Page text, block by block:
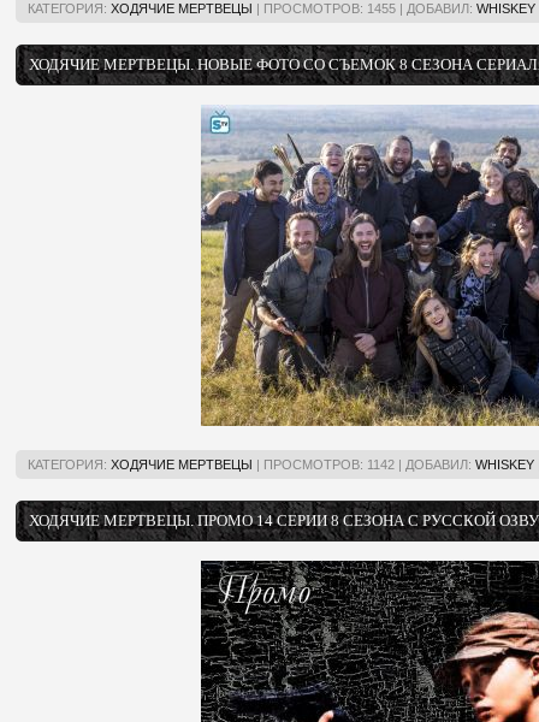
КАТЕГОРИЯ: ХОДЯЧИЕ МЕРТВЕЦЫ | ПРОСМОТРОВ: 1455 | ДОБАВИЛ: WHISKEY
ХОДЯЧИЕ МЕРТВЕЦЫ. НОВЫЕ ФОТО СО СЪЕМОК 8 СЕЗОНА
КАТЕГОРИЯ: ХОДЯЧИЕ МЕРТВЕЦЫ | ПРОСМОТРОВ: 1142 | ДОБАВИЛ: WHISKEY
ХОДЯЧИЕ МЕРТВЕЦЫ. ПРОМО 14 СЕРИИ 8 СЕЗОНА С РУССКОЙ